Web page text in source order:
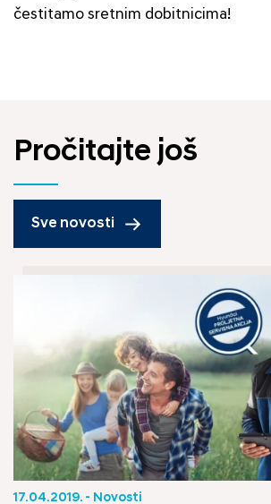
čestitamo sretnim dobitnicima!
Pročitajte još
Sve novosti
17.04.2019. - Novosti